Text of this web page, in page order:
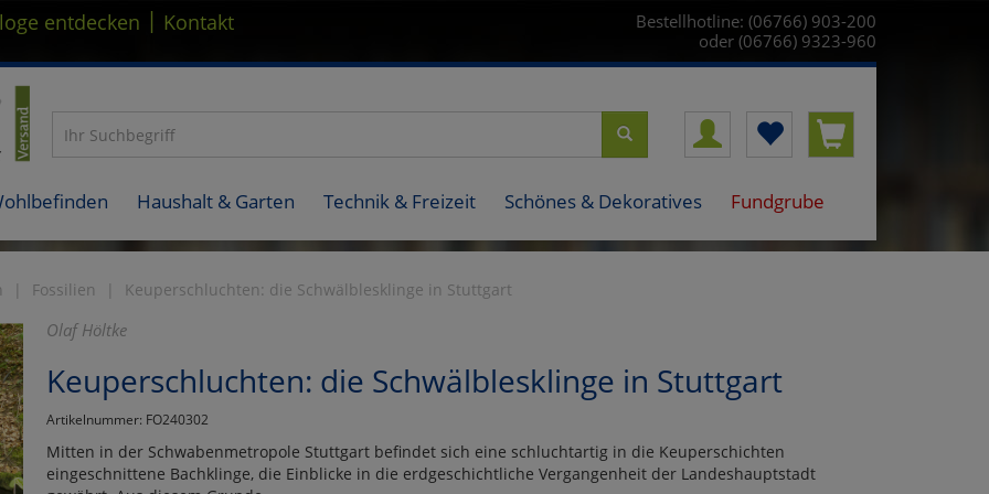
entdecken | Kontakt
Bestellhotline: (06766) 903-200
oder (06766) 9323-960
Haushalt & Garten Technik & Freizeit Schönes & Dekoratives Fundgrube
Fossilien Keuperschluchten: die Schwälblesklinge in Stuttgart
Olaf Höltke
Keuperschluchten: die Schwälblesklinge in Stuttgart
Artikelnummer: FO240302
Mitten in der Schwabenmetropole Stuttgart befindet sich eine schluchtartig in die Keuperschichten
eingeschnittene Bachklinge, die Einblicke in die erdgeschichtliche Vergangenheit der Landeshauptstadt